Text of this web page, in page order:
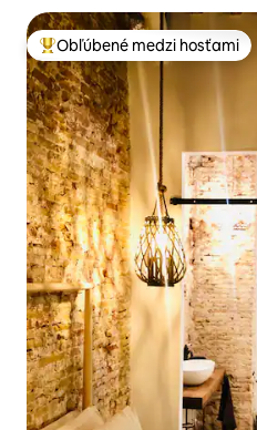
Najobľúbenejšie medzi hosťami
Obľúbené medzi hosťami